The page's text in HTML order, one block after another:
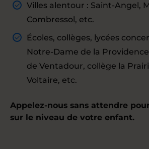
Villes alentour : Saint-Angel,
Combressol, etc.
Écoles, collèges, lycées
Notre-Dame de la
de Ventadour, collège la
Voltaire, etc.
Appelez-nous sans attendre
sur le niveau de votre enfant.